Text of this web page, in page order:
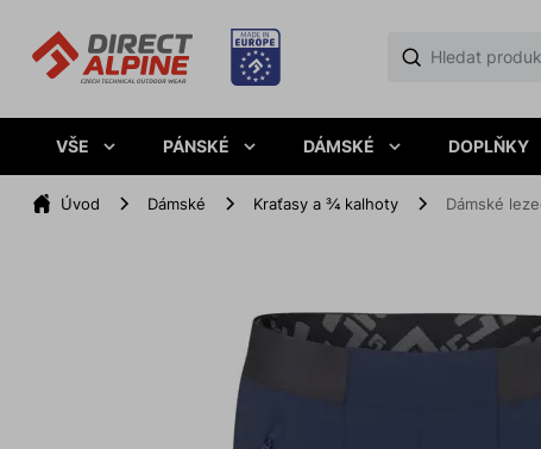
VŠE PÁNSKÉ DÁMSKÉ DOPLŇKY
Úvod Dámské Kraťasy a ¾ kalhoty Dámské